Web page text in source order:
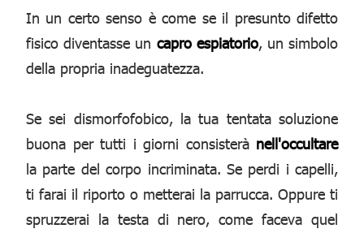
In un certo senso è come se il presunto difetto
fisico diventasse un capro espiatorio, un simbolo
della propria inadeguatezza.
Se sei dismorfofobico, la tua tentata soluzione
buona per tutti i giorni consisterà nell'occultare
la parte del corpo incriminata. Se perdi i capelli,
ti farai il riporto o metterai la parrucca. Oppure ti
spruzzerai la testa di nero, come faceva quel